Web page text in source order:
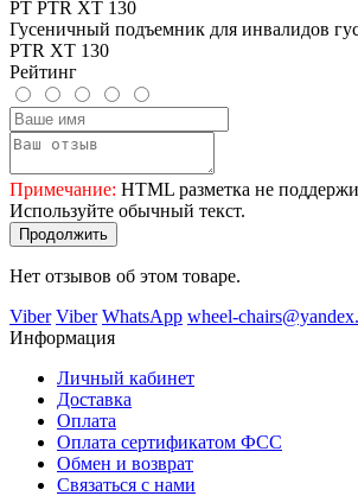
Гусеничный подъемник для инвалидов
PTR XT 130
Рейтинг
Примечание: HTML разметка не
Используйте обычный текст.
Продолжить
Нет отзывов об этом товаре.
Viber Viber WhatsApp wheel-
Информация
Личный кабинет
Доставка
Оплата
Оплата сертификатом ФСС
Обмен и возврат
Связаться с нами